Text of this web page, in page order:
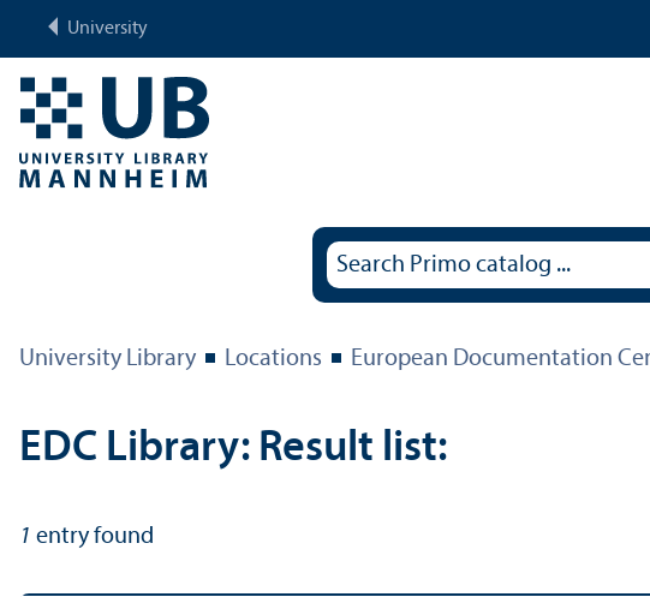
University
University Library Locations European Documentation
EDC Library: Result list:
1 entry found